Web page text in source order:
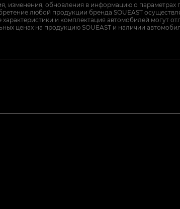
изменения, обновления в информацию о параметрах
любой продукции бренда SOUEAST
и комплектация автомобилей могут
ценах на продукцию SOUEAST и наличии